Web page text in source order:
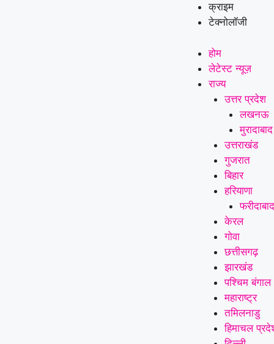
क्राइम
टेक्नोलॉजी
होम
लेटेस्ट न्यूज़
राज्य
उत्तर प्रदेश
लखनऊ
मुरादाबाद
उत्तराखंड
गुजरात
बिहार
हरियाणा
फरीदाबाद
केरल
गोवा
छत्तीसगढ़
झारखंड
पश्चिम बंगाल
महाराष्ट्र
तमिलनाडु
हिमाचल